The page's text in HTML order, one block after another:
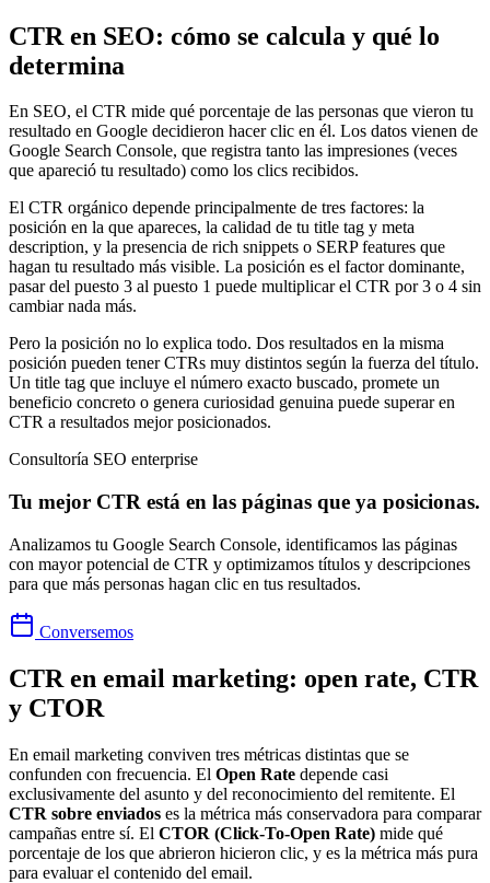
CTR en SEO: cómo se calcula y qué lo
determina
En SEO, el CTR mide qué porcentaje de las personas que vieron tu
resultado en Google decidieron hacer clic en él. Los datos vienen de
Google Search Console, que registra tanto las impresiones (veces
que apareció tu resultado) como los clics recibidos.
El CTR orgánico depende principalmente de tres factores: la
posición en la que apareces, la calidad de tu title tag y meta
description, y la presencia de rich snippets o SERP features que
hagan tu resultado más visible. La posición es el factor dominante,
pasar del puesto 3 al puesto 1 puede multiplicar el CTR por 3 o 4 sin
cambiar nada más.
Pero la posición no lo explica todo. Dos resultados en la misma
posición pueden tener CTRs muy distintos según la fuerza del título.
Un title tag que incluye el número exacto buscado, promete un
beneficio concreto o genera curiosidad genuina puede superar en
CTR a resultados mejor posicionados.
Consultoría SEO enterprise
Tu mejor CTR está en las páginas que ya posicionas.
Analizamos tu Google Search Console, identificamos las páginas
con mayor potencial de CTR y optimizamos títulos y descripciones
para que más personas hagan clic en tus resultados.
Conversemos
CTR en email marketing: open rate, CTR
y CTOR
En email marketing conviven tres métricas distintas que se
confunden con frecuencia. El Open Rate depende casi
exclusivamente del asunto y del reconocimiento del remitente. El
CTR sobre enviados es la métrica más conservadora para comparar
campañas entre sí. El CTOR (Click-To-Open Rate) mide qué
porcentaje de los que abrieron hicieron clic, y es la métrica más pura
para evaluar el contenido del email.